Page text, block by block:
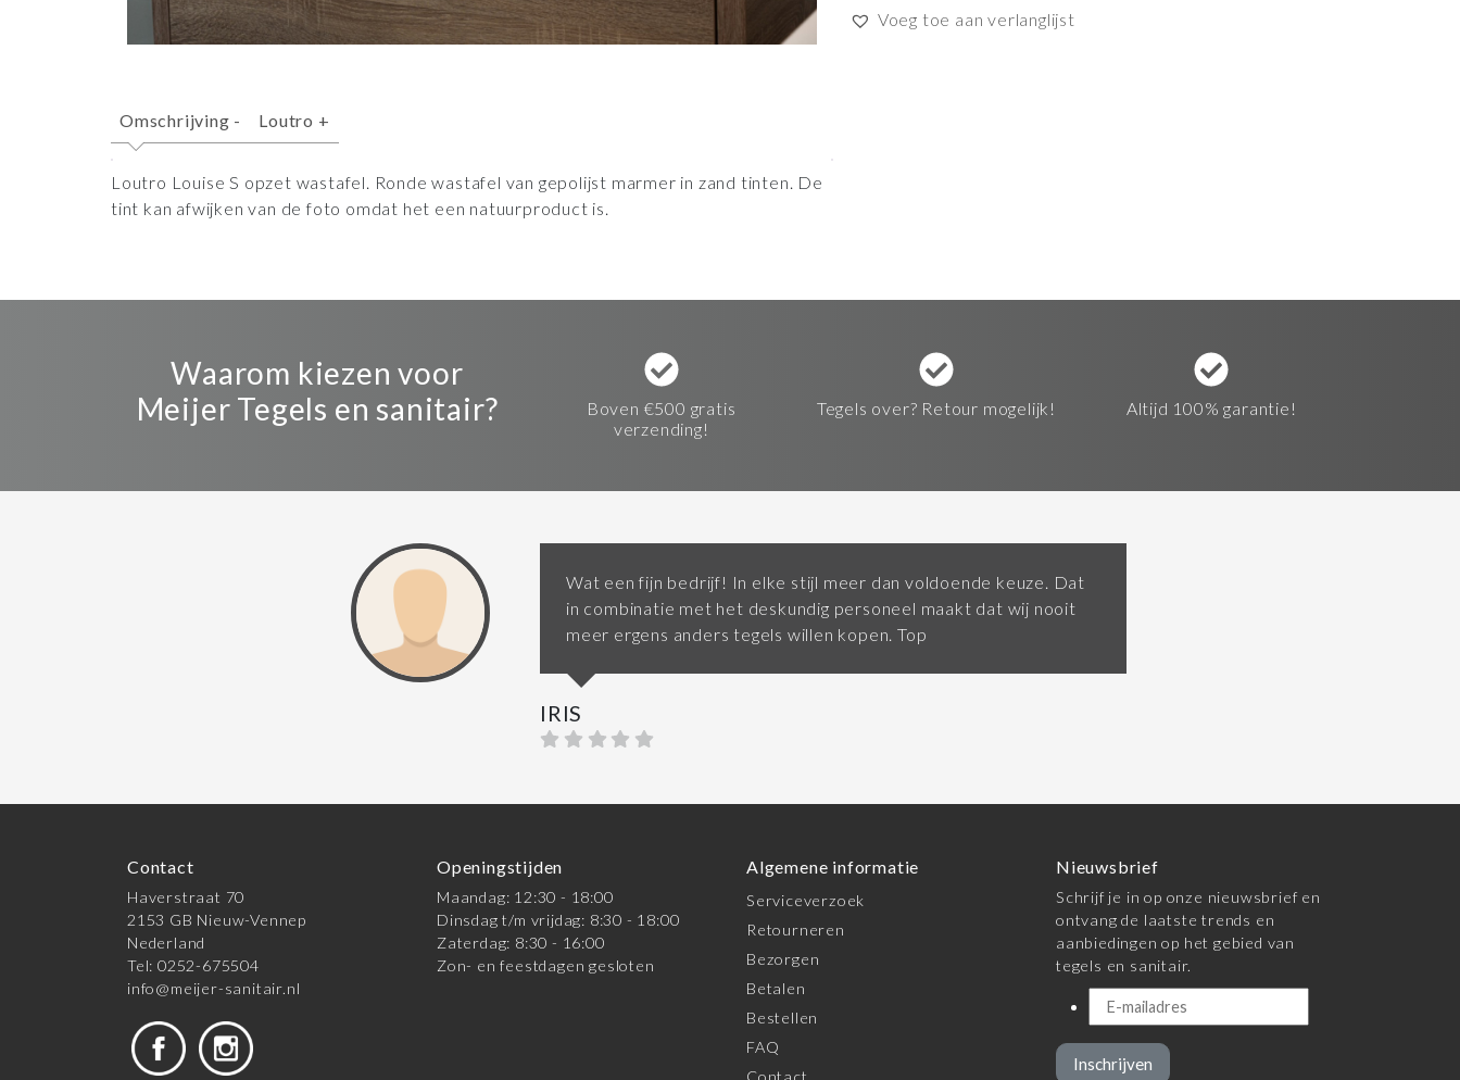
Omschrijving - Loutro +
Loutro Louise S opzet wastafel. Ronde wastafel van gepolijst marmer in zand tinten. De
tint kan afwijken van de foto omdat het een natuurproduct is.
Voeg toe aan verlanglijst
Waarom kiezen voor
Meijer Tegels en sanitair?
Boven €500 gratis
verzending!
Tegels over? Retour mogelijk! Altijd 100% garantie!
Wat een fijn bedrijf! In elke stijl meer dan voldoende keuze. Dat
in combinatie met het deskundig personeel maakt dat wij nooit
meer ergens anders tegels willen kopen. Top
IRIS
Contact
Haverstraat 70
2153 GB Nieuw-Vennep
Nederland
Tel: 0252-675504
info@meijer-sanitair.nl
Openingstijden
Maandag: 12:30 - 18:00
Dinsdag t/m vrijdag: 8:30 - 18:00
Zaterdag: 8:30 - 16:00
Zon- en feestdagen gesloten
Algemene informatie
Serviceverzoek
Retourneren
Bezorgen
Betalen
Bestellen
FAQ
Contact
Nieuwsbrief
Schrijf je in op onze nieuwsbrief en
ontvang de laatste trends en
aanbiedingen op het gebied van
tegels en sanitair.
Inschrijven